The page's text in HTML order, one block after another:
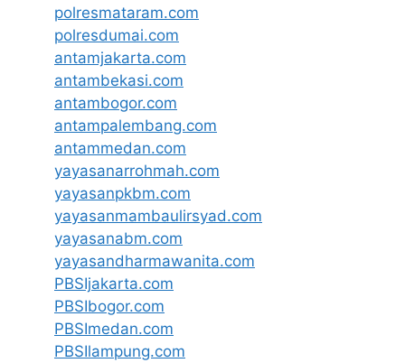
polresmataram.com
polresdumai.com
antamjakarta.com
antambekasi.com
antambogor.com
antampalembang.com
antammedan.com
yayasanarrohmah.com
yayasanpkbm.com
yayasanmambaulirsyad.com
yayasanabm.com
yayasandharmawanita.com
PBSIjakarta.com
PBSIbogor.com
PBSImedan.com
PBSIlampung.com